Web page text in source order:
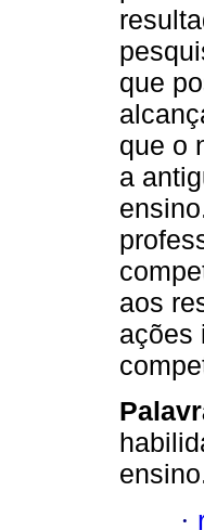
que
que o
a
aos
ações
·